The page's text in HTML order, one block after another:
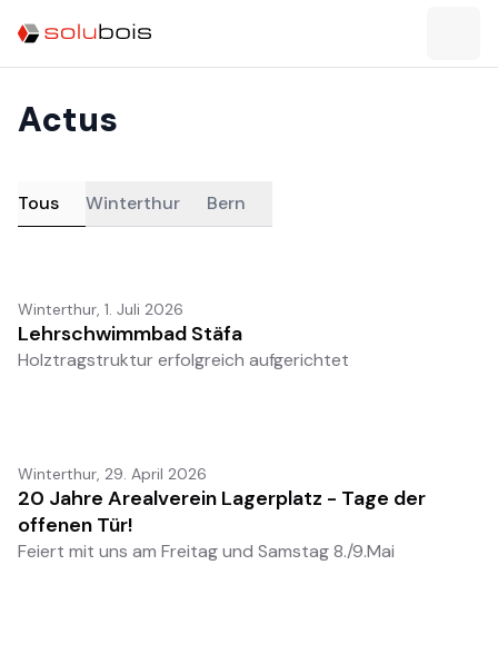
Actus
Tous Winterthur Bern
Winterthur, 1. Juli 2026
Lehrschwimmbad Stäfa
Holztragstruktur erfolgreich aufgerichtet
Winterthur, 29. April 2026
20 Jahre Arealverein Lagerplatz - Tage der
offenen Tür!
Feiert mit uns am Freitag und Samstag 8./9.Mai